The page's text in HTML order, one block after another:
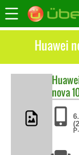
Huawei
nova